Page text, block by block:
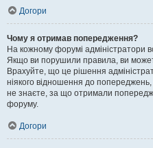
Догори
Чому я отримав попередження?
На кожному форумі адміністратори
Якщо ви порушили правила, ви
Врахуйте, що це рішення
ніякого відношення до
не знаєте, за що отримали
форуму.
Догори